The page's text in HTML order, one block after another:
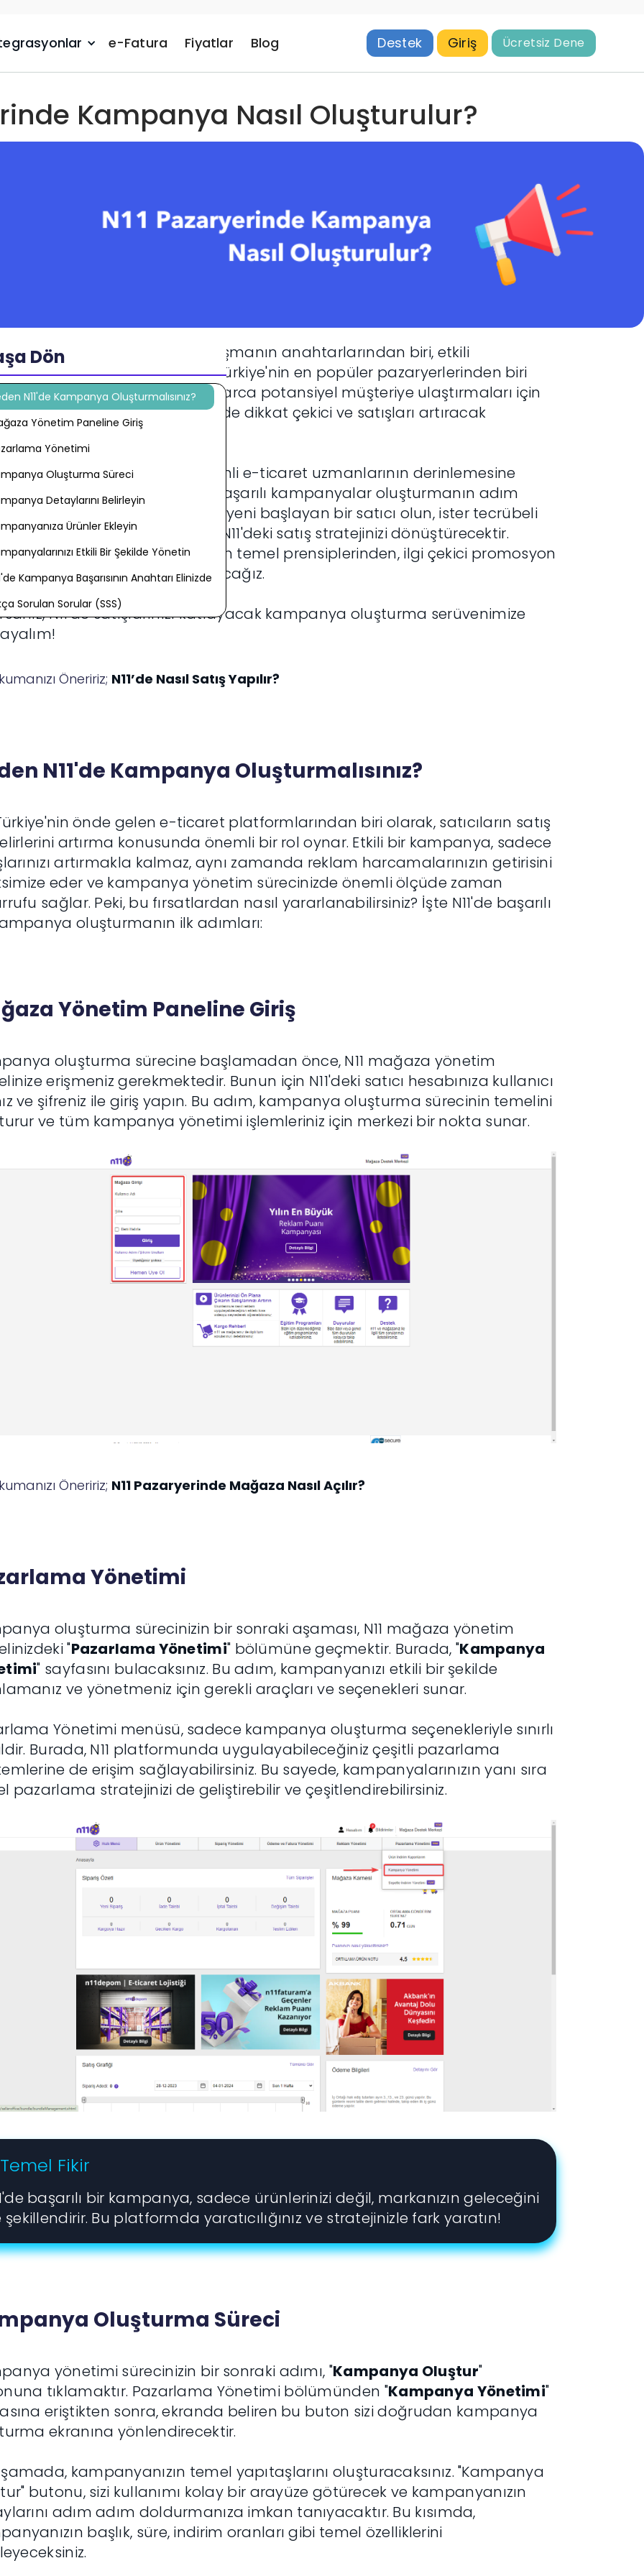
e-Fatura Fiyatlar Blog Destek Giriş Ücretsiz Dene
Kampanya Nasıl Oluşturulur?
Dön
N11'de Kampanya Oluşturmalısınız?
Yönetim Paneline Giriş
Yönetimi
Oluşturma Süreci
Detaylarını Belirleyin
Ürünler Ekleyin
Etkili Bir Şekilde Yönetin
Kampanya Başarısının Anahtarı Elinizde
Sorulan Sorular (SSS)
dünyasında başarıya ulaşmanın anahtarlarından biri, etkili
yürütebilmektir. N11, Türkiye'nin en popüler pazaryerlerinden biri
satıcıların ürünlerini milyonlarca potansiyel müşteriye ulaştırmaları için
fırsatlar sunuyor. Peki, N11'de dikkat çekici ve satışları artıracak
nasıl oluşturulur?
NetKasam'ın deneyimli e-ticaret uzmanlarının derinlemesine
ve püf noktalarıyla, N11'de başarılı kampanyalar oluşturmanın adım
yol haritasını sunuyoruz. İster yeni başlayan bir satıcı olun, ister tecrübeli
ticaret gurusu, bu rehberimiz N11'deki satış stratejinizi dönüştürecektir.
bir kampanya oluşturmanın temel prensiplerinden, ilgi çekici promosyon
kadar her şeyi açıklayacağız.
N11'de satışlarınızı katlayacak kampanya oluşturma serüvenimize
Öneririz; N11’de Nasıl Satış Yapılır?
N11'de Kampanya Oluşturmalısınız?
Türkiye'nin önde gelen e-ticaret platformlarından biri olarak, satıcıların satış
artırma konusunda önemli bir rol oynar. Etkili bir kampanya, sadece
artırmakla kalmaz, aynı zamanda reklam harcamalarınızın getirisini
eder ve kampanya yönetim sürecinizde önemli ölçüde zaman
sağlar. Peki, bu fırsatlardan nasıl yararlanabilirsiniz? İşte N11'de başarılı
oluşturmanın ilk adımları:
Yönetim Paneline Giriş
oluşturma sürecine başlamadan önce, N11 mağaza yönetim
erişmeniz gerekmektedir. Bunun için N11'deki satıcı hesabınıza kullanıcı
ve şifreniz ile giriş yapın. Bu adım, kampanya oluşturma sürecinin temelini
ve tüm kampanya yönetimi işlemleriniz için merkezi bir nokta sunar.
Öneririz; N11 Pazaryerinde Mağaza Nasıl Açılır?
Yönetimi
oluşturma sürecinizin bir sonraki aşaması, N11 mağaza yönetim
"Pazarlama Yönetimi" bölümüne geçmektir. Burada, "Kampanya
" sayfasını bulacaksınız. Bu adım, kampanyanızı etkili bir şekilde
ve yönetmeniz için gerekli araçları ve seçenekleri sunar.
Yönetimi menüsü, sadece kampanya oluşturma seçenekleriyle sınırlı
Burada, N11 platformunda uygulayabileceğiniz çeşitli pazarlama
de erişim sağlayabilirsiniz. Bu sayede, kampanyalarınızın yanı sıra
pazarlama stratejinizi de geliştirebilir ve çeşitlendirebilirsiniz.
Temel Fikir
başarılı bir kampanya, sadece ürünlerinizi değil, markanızın geleceğini
şekillendirir. Bu platformda yaratıcılığınız ve stratejinizle fark yaratın!
Oluşturma Süreci
yönetimi sürecinizin bir sonraki adımı, "Kampanya Oluştur"
tıklamaktır. Pazarlama Yönetimi bölümünden "Kampanya Yönetimi"
eriştikten sonra, ekranda beliren bu buton sizi doğrudan kampanya
ekranına yönlendirecektir.
kampanyanızın temel yapıtaşlarını oluşturacaksınız. "Kampanya
butonu, sizi kullanımı kolay bir arayüze götürecek ve kampanyanızın
adım adım doldurmanıza imkan tanıyacaktır. Bu kısımda,
başlık, süre, indirim oranları gibi temel özelliklerini